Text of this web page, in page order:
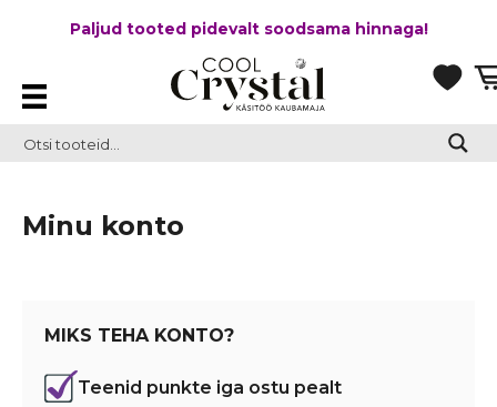
Paljud tooted pidevalt soodsama hinnaga!
Minu konto
MIKS TEHA KONTO?
Teenid punkte iga ostu pealt